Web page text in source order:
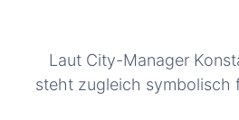
Laut City-Manager
steht zugleich symbolisch